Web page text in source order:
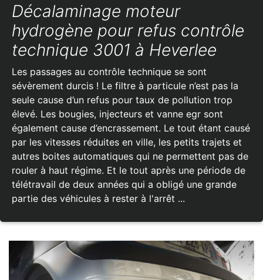
Décalaminage moteur
hydrogène pour refus contrôle
technique 3001 à Heverlee
Les passages au contrôle technique se sont
sévèrement durcis ! Le filtre à particule n’est pas la
seule cause d’un refus pour taux de pollution trop
élevé. Les bougies, injecteurs et vanne egr sont
également cause d’encrassement. Le tout étant causé
par les vitesses réduites en ville, les petits trajets et
autres boites automatiques qui ne permettent pas de
rouler à haut régime. Et le tout après une période de
télétravail de deux années qui a obligé une grande
partie des véhicules à rester à l'arrêt ...